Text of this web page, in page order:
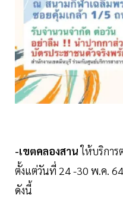
-​เขต​คลองสาน ให้บริการ​
ตั้งแต่วันที่ 24 -30 พ.ค.
ดังนี้